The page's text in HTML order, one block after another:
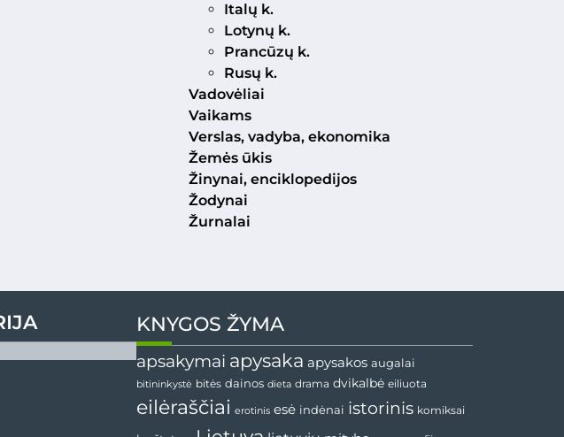
Italų k.
Lotynų k.
Prancūzų k.
Rusų k.
Vadovėliai
Vaikams
Verslas, vadyba, ekonomika
Žemės ūkis
Žinynai, enciklopedijos
Žodynai
Žurnalai
KNYGOS ŽYMA
apsakymai apysaka apysakos augalai
bitininkystė bitės dainos dieta drama dvikalbė eiliuota
eilėraščiai erotinis esė indėnai istorinis komiksai